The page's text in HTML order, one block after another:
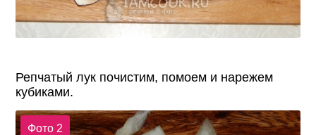
Репчатый лук почистим, помоем и нарежем
кубиками.
Фото 2